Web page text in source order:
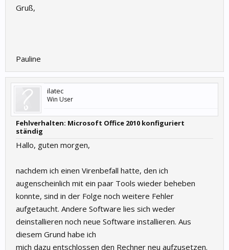
Gruß,
Pauline
ilatec
Win User
Fehlverhalten: Microsoft Office 2010 konfiguriert
ständig
Hallo, guten morgen,
nachdem ich einen Virenbefall hatte, den ich
augenscheinlich mit ein paar Tools wieder beheben
konnte, sind in der Folge noch weitere Fehler
aufgetaucht. Andere Software lies sich weder
deinstallieren noch neue Software installieren. Aus
diesem Grund habe ich
mich dazu entschlossen den Rechner neu aufzusetzen.